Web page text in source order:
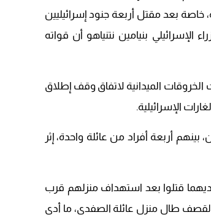
بعد مقتل أربعة جنود إسرائيليين
الإسرائيلي بنيامين نتنياهو أن قواته
الميدانية لاتفاق وقف إطلاق
أربعة أفراد من عائلة واحدة، إثر
قتلوا بعد استهداف منزلهم قرب
طال منزل عائلة الصفدي، ما أدى